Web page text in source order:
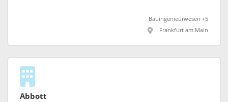
Bauingenieurwesen +5
Frankfurt am Main
Abbott